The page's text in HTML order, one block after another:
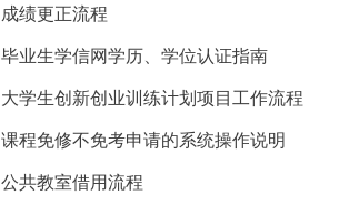
成绩更正流程
毕业生学信网学历、学位认证指南
大学生创新创业训练计划项目工作流程
课程免修不免考申请的系统操作说明
公共教室借用流程